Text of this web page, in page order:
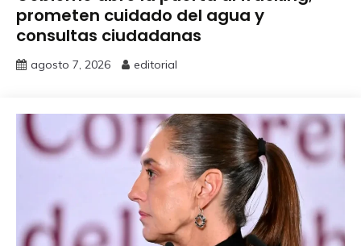
prometen cuidado del agua y
consultas ciudadanas
agosto 7, 2026 editorial